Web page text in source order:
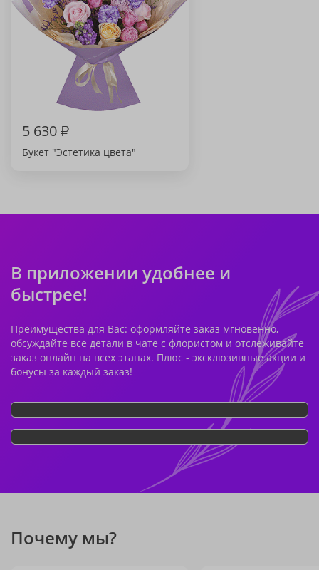
5 630₽
Букет "Эстетика цвета"
В приложении удобнее и
быстрее!
Преимущества для Вас: оформляйте заказ мгновенно,
обсуждайте все детали в чате с флористом и отслеживайте
заказ онлайн на всех этапах. Плюс - эксклюзивные акции и
бонусы за каждый заказ!
Почему мы?